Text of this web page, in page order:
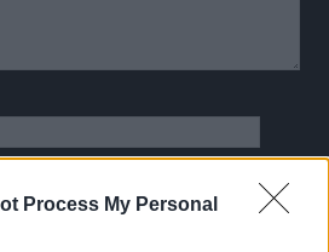
Process My Personal